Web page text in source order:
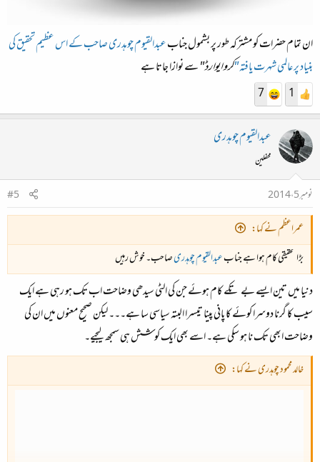
ان تمام حضرات کو مشترکہ طور پر بشمول جنابعبدالقیوم چوہدری صاحب کے اس عظیم تحقیق کی
بنیاد پر عالمی شہرت یافتہ"کرو ایوارڈ"سے نوازا جاتا ہے
1
7
عبدالقیوم چوہدری
محفلین
نومبر 5، 2014
#5
عمراعظم نے کہا:
بڑا تحقیقی کام ہوا ہے جنابعبدالقیوم چوہدریصاحب۔ خوش رہیں
دنیا میں تین ایسے بے تکے کام ہوئے جن کی الٹی سیدھی وضاحت اب تک ہو رہی ہے ایک
سیب کا گرنا دوسرا کوئے کا پانی پینا تیسرا البتہ سیاسی سا ہے۔۔۔ لیکن صحیح معنوں میں ان کی
وضاحت ابھی تک نا ہو سکی ہے۔ اسے بھی ایک کوشش ہی سمجھ لیجیے۔
خالد محمود چوہدری نے کہا: